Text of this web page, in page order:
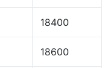
18400
18600